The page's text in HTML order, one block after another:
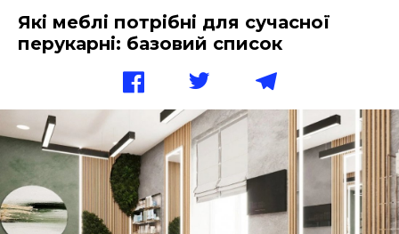
Які меблі потрібні для сучасної
перукарні: базовий список